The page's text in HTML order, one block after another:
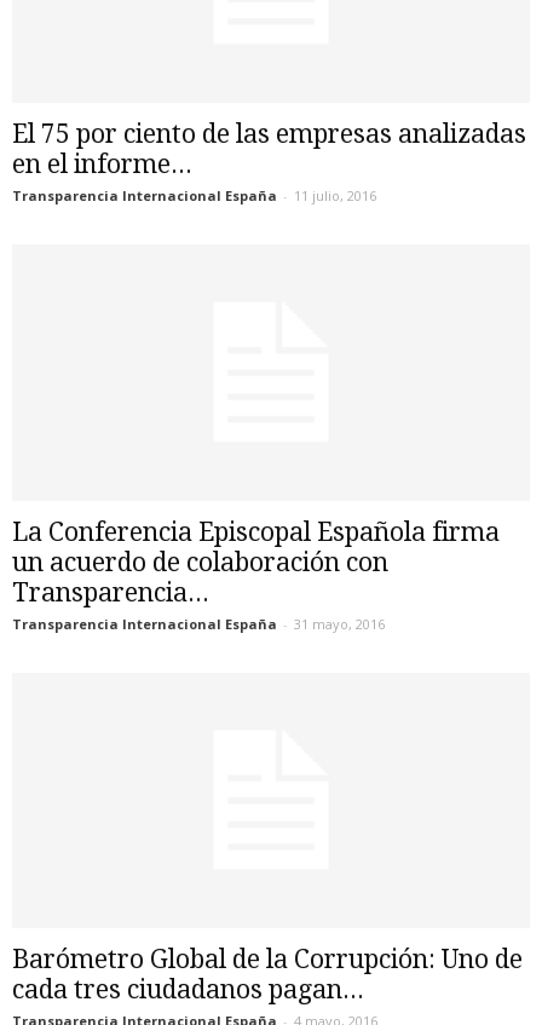
El 75 por ciento de las empresas analizadas
en el informe...
Transparencia Internacional España - 11 julio, 2016
La Conferencia Episcopal Española firma
un acuerdo de colaboración con
Transparencia...
Transparencia Internacional España - 31 mayo, 2016
Barómetro Global de la Corrupción: Uno de
cada tres ciudadanos pagan...
Transparencia Internacional España - 4 mayo, 2016